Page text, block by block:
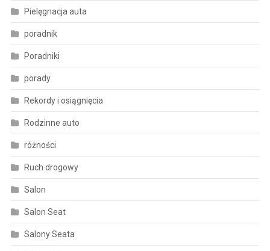
Pielęgnacja auta
poradnik
Poradniki
porady
Rekordy i osiągnięcia
Rodzinne auto
różności
Ruch drogowy
Salon
Salon Seat
Salony Seata